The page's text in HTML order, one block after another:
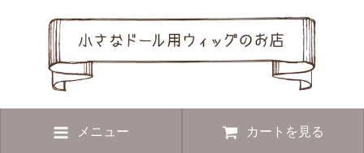
メニュー カートを見る